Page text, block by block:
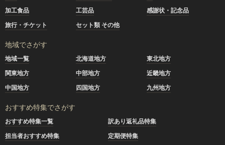
加工食品
工芸品
感謝状・記念品
旅行・チケット
セット類 その他
地域でさがす
地域一覧 北海道地方
東北地方
関東地方
中部地方
近畿地方
中国地方
四国地方 九州地方
おすすめ特集でさがす
おすすめ特集一覧
訳あり返礼品特集
担当者おすすめ特集
定期便特集